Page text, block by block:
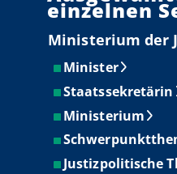
einzelnen
Ministerium der
Minister
Staatssekretärin
Ministerium
Justizpolitische